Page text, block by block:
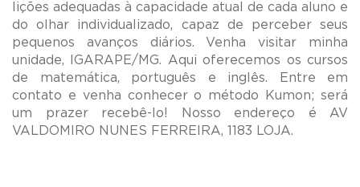
lições adequadas à capacidade atual de cada aluno e
do olhar individualizado, capaz de perceber seus
pequenos avanços diários. Venha visitar minha
unidade, IGARAPE/MG. Aqui oferecemos os cursos
de matemática, português e inglês. Entre em
contato e venha conhecer o método Kumon; será
um prazer recebê-lo! Nosso endereço é AV